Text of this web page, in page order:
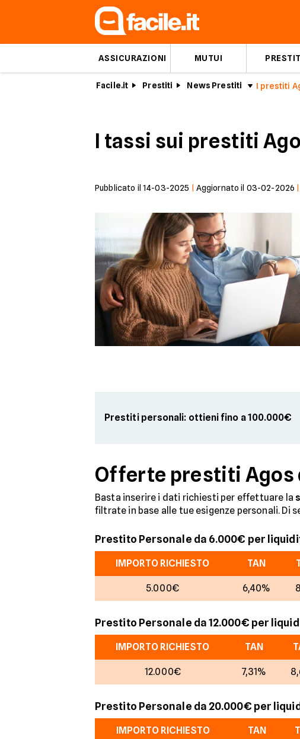
ASSICURAZIONI MUTUI
Facile.it Prestiti News Prestiti
I tassi sui prestiti
Pubblicato il 14-03-2025 Aggiornato il 03-02-2026
Prestiti personali: ottieni fino a 100.000€
Offerte prestiti Agos
Basta inserire i dati richiesti per effettuare la
filtrate in base alle tue esigenze personali.
Prestito Personale da 6.000€ per
IMPORTO RICHIESTO TAN
5.000€ 6,40%
Prestito Personale da 12.000€ per
IMPORTO RICHIESTO TAN
12.000€ 7,31%
Prestito Personale da 20.000€ per
IMPORTO RICHIESTO TAN